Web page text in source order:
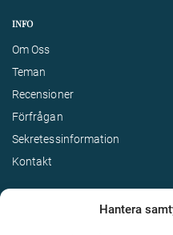
Hantera
INFO
Om Oss
Teman
Recensioner
Förfrågan
Sekretessinformation
Kontakt